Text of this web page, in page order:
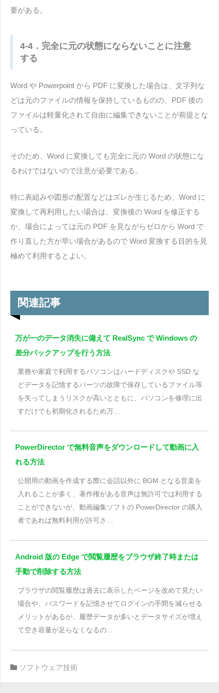
要がある。
4-4．完全に元の状態にならないことに注意
する
Word や Powerpoint から PDF に変換した場合は、文字列な
どは元のファイルの情報を保持しているものの、PDF 後の
ファイルは軽量化されて自由に編集できないことが前提とな
っている。
そのため、Word に変換しても完全に元の Word の状態にな
るわけではないので注意が必要である。
特に表組みや図形の配置などはズレが生じるため、Word に
変換して再利用したい場合は、変換後の Word を修正する
か、場合によっては元の PDF を見ながらゼロから Word で
作り直した方が早い場合があるので Word 変換する目的を見
極めて利用するとよい。
関連記事
万が一のデータ消失に備えて RealSync で Windows の
差分バックアップを行う方法
業務や家庭で利用するパソコンはハードディスクや SSD な
どデータを記憶するパーツの故障で保存しているファイル等
を失ってしまうリスクが高いとともに、パソコンを修理に出
すだけでも初期化されるため万…
PowerDirector で無料音声をダウンロードして動画に入
れる方法
公開用の動画を作成する際に会話以外に BGM となる音楽を
入れることが多く、著作権がある音声は無許可では利用する
ことができないが、動画編集ソフトの PowerDirector の購入
者であれば無料利用が許可さ…
Android 版の Edge で閲覧履歴をブラウザ終了時または
手動で削除する方法
ブラウザの閲覧履歴は過去に表示したページを改めて見たい
場合や、パスワードを記憶させてログインの手間を減らせる
メリットがあるが、履歴データが多いとデータサイズが増え
て空き容量が足らなくなるの…
ソフトウェア技術